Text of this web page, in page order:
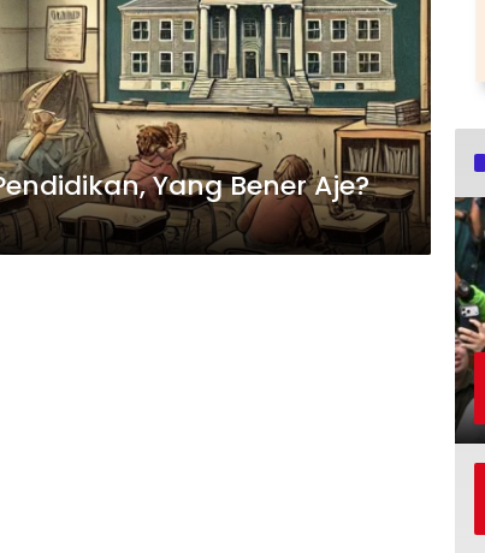
Yang Bener Aje?